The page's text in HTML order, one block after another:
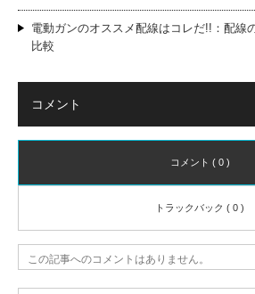
電動ガンのオススメ配線はコレだ!!：配線
比較
コメント
コメント ( 0 )
トラックバック ( 0 )
この記事へのコメントはありません。